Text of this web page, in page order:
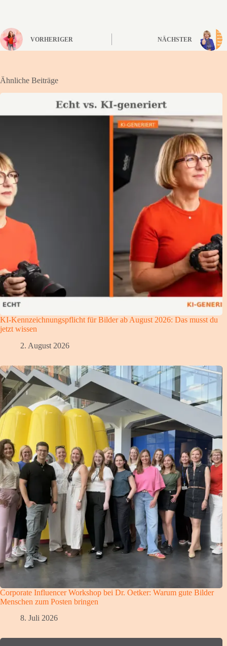
VORHERIGER NÄCHSTER
Ähnliche Beiträge
KI-Kennzeichnungspflicht für Bilder ab August 2026: Das musst du
jetzt wissen
2. August 2026
Corporate Influencer Workshop bei Dr. Oetker: Warum gute Bilder
Menschen zum Posten bringen
8. Juli 2026